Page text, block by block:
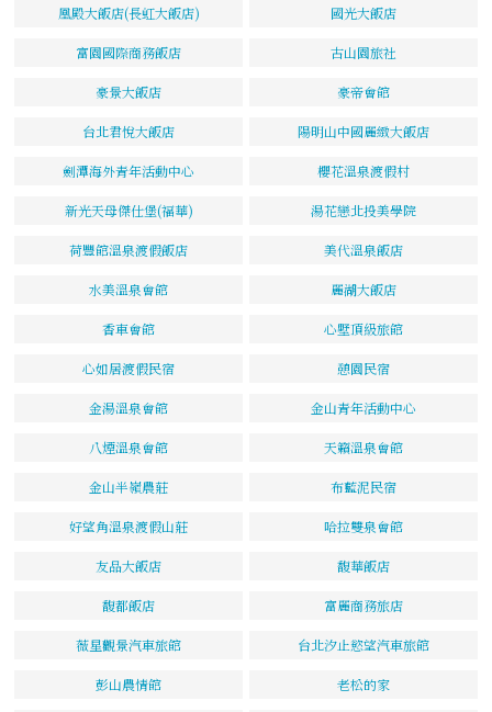
凰殿大飯店(長虹大飯店) 國光大飯店
富園國際商務飯店 古山園旅社
豪景大飯店 豪帝會館
台北君悅大飯店 陽明山中國麗緻大飯店
劍潭海外青年活動中心 櫻花溫泉渡假村
新光天母傑仕堡(福華) 湯花戀北投美學院
荷豐館溫泉渡假飯店 美代溫泉飯店
水美溫泉會館 麗湖大飯店
香車會館 心墅頂級旅館
心如居渡假民宿 憩園民宿
金湯溫泉會館 金山青年活動中心
八煙溫泉會館 天籟溫泉會館
金山半嶺農莊 布藍泥民宿
好望角溫泉渡假山莊 哈拉雙泉會館
友品大飯店 馥華飯店
馥都飯店 富麗商務旅店
薇星觀景汽車旅館 台北汐止慾望汽車旅館
彭山農情館 老松的家